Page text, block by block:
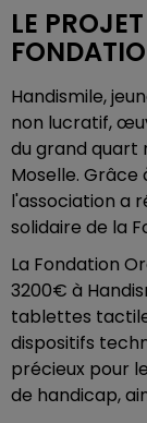
LE
Handismile,
non lucratif,
du grand
Moselle. Grâce
l'association a
solidaire de la
La Fondation
3200€ à
tablettes
dispositifs
précieux pour
de handicap,